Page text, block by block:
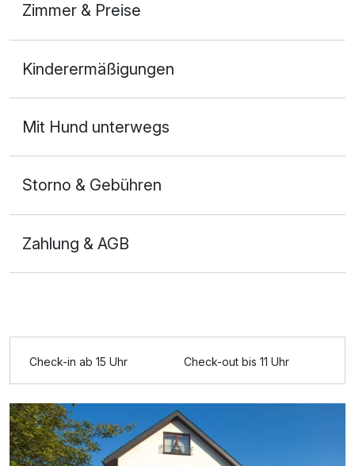
Zimmer & Preise
2 Erwachsene und 1 Kind
Für 2 Tage
Kinderermäßigungen
Mit Hund unterwegs
Storno & Gebühren
Zahlung & AGB
Check-in ab 15 Uhr Check-out bis 11 Uhr